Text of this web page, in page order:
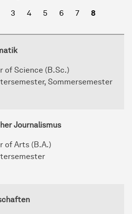
3 4 5 6 7 8
of Science (B.Sc.)
Sommersemester
Journalismus
of Arts (B.A.)